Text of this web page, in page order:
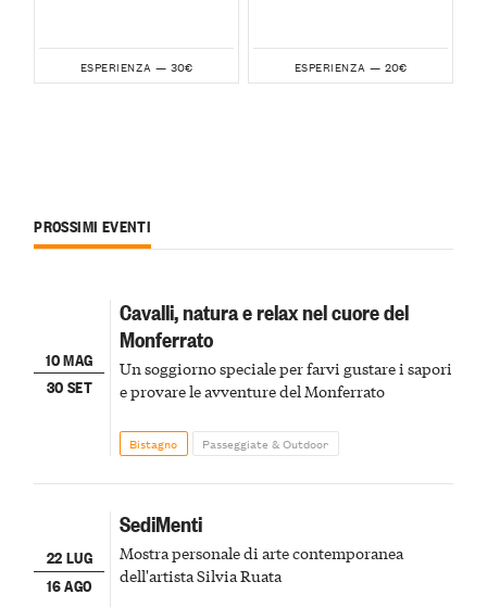
ESPERIENZA — 30€ ESPERIENZA — 20€
PROSSIMI EVENTI
10 MAG
30 SET
Cavalli, natura e relax nel cuore del
Monferrato
Un soggiorno speciale per farvi gustare i sapori
e provare le avventure del Monferrato
Bistagno Passeggiate & Outdoor
22 LUG
16 AGO
SediMenti
Mostra personale di arte contemporanea
dell'artista Silvia Ruata